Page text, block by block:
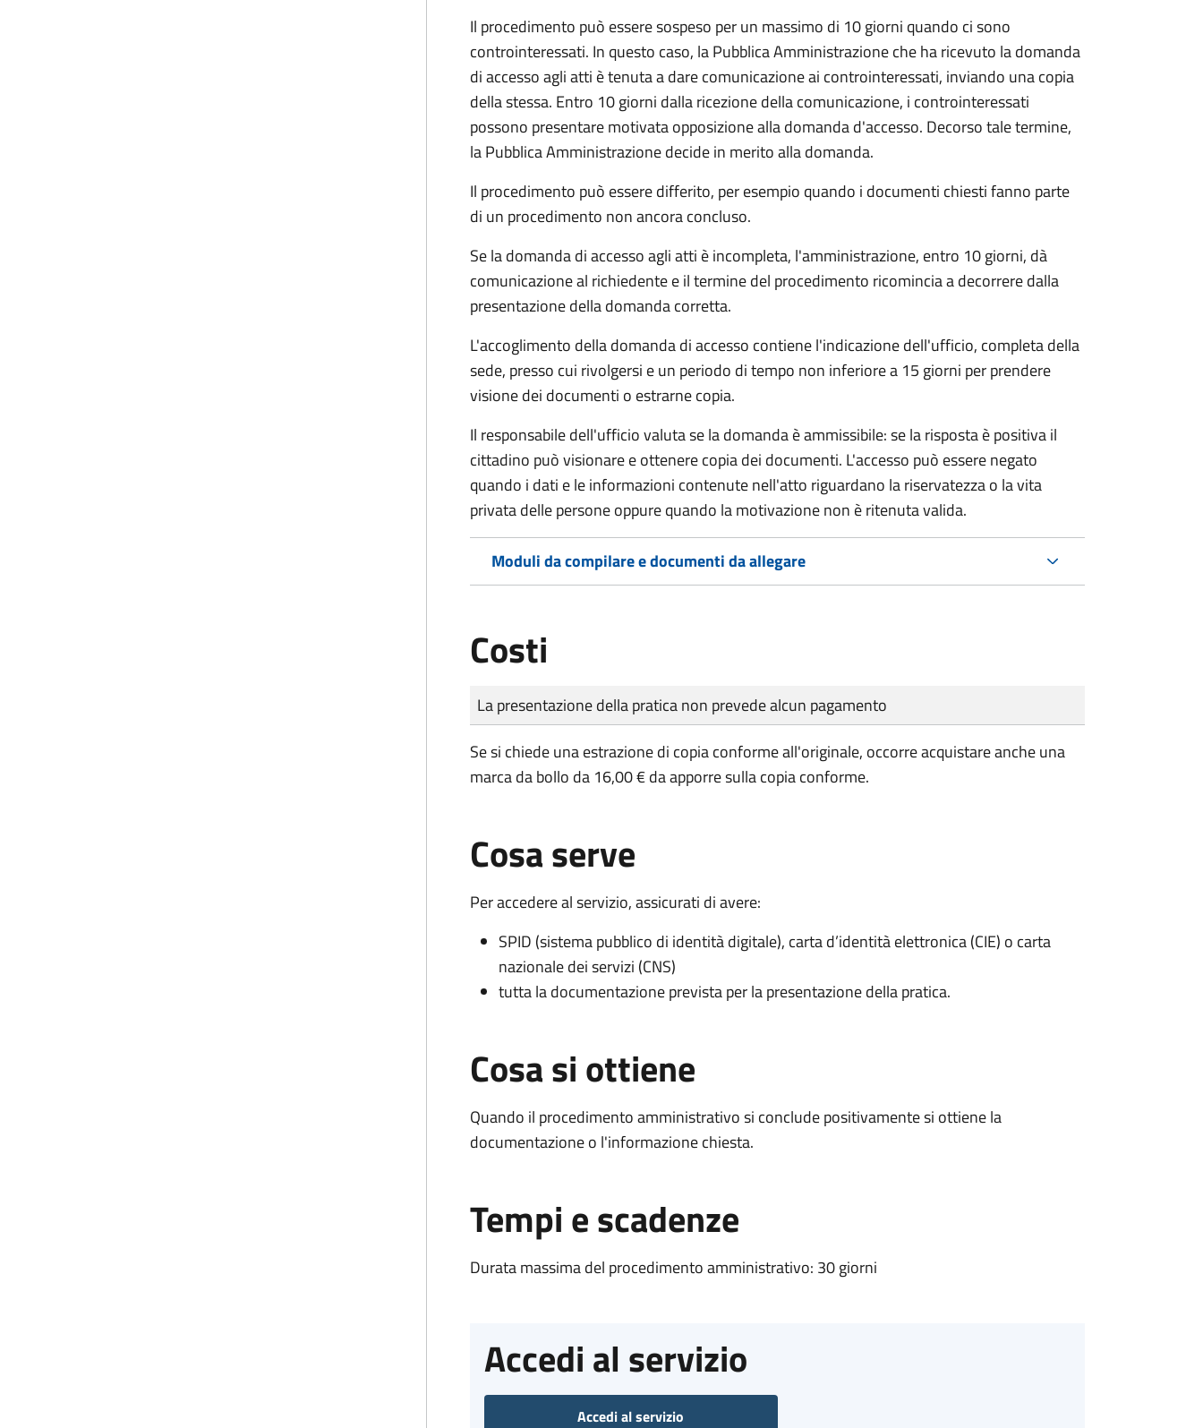
Il procedimento può essere sospeso per un massimo di 10 giorni quando ci sono
controinteressati. In questo caso, la Pubblica Amministrazione che ha ricevuto la domanda
di accesso agli atti è tenuta a dare comunicazione ai controinteressati, inviando una copia
della stessa. Entro 10 giorni dalla ricezione della comunicazione, i controinteressati
possono presentare motivata opposizione alla domanda d'accesso. Decorso tale termine,
la Pubblica Amministrazione decide in merito alla domanda.
Il procedimento può essere differito, per esempio quando i documenti chiesti fanno parte
di un procedimento non ancora concluso.
Se la domanda di accesso agli atti è incompleta, l'amministrazione, entro 10 giorni, dà
comunicazione al richiedente e il termine del procedimento ricomincia a decorrere dalla
presentazione della domanda corretta.
L'accoglimento della domanda di accesso contiene l'indicazione dell'ufficio, completa della
sede, presso cui rivolgersi e un periodo di tempo non inferiore a 15 giorni per prendere
visione dei documenti o estrarne copia.
Il responsabile dell'ufficio valuta se la domanda è ammissibile: se la risposta è positiva il
cittadino può visionare e ottenere copia dei documenti. L'accesso può essere negato
quando i dati e le informazioni contenute nell'atto riguardano la riservatezza o la vita
privata delle persone oppure quando la motivazione non è ritenuta valida.
Moduli da compilare e documenti da allegare
Costi
Tipo di pagamento
Importo
La presentazione della pratica non prevede alcun pagamento
Se si chiede una estrazione di copia conforme all'originale, occorre acquistare anche una
marca da bollo da 16,00 € da apporre sulla copia conforme.
Cosa serve
Per accedere al servizio, assicurati di avere:
SPID (sistema pubblico di identità digitale), carta d’identità elettronica (CIE) o carta
nazionale dei servizi (CNS)
tutta la documentazione prevista per la presentazione della pratica.
Cosa si ottiene
Quando il procedimento amministrativo si conclude positivamente si ottiene la
documentazione o l'informazione chiesta.
Tempi e scadenze
Durata massima del procedimento amministrativo: 30 giorni
Accedi al servizio
Accedi al servizio